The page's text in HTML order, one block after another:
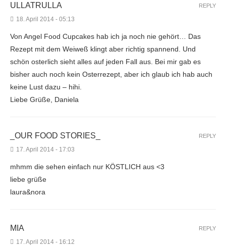
ULLATRULLA
18. April 2014 - 05:13
Von Angel Food Cupcakes hab ich ja noch nie gehört… Das
Rezept mit dem Weiweß klingt aber richtig spannend. Und
schön osterlich sieht alles auf jeden Fall aus. Bei mir gab es
bisher auch noch kein Osterrezept, aber ich glaub ich hab auch
keine Lust dazu – hihi.
Liebe Grüße, Daniela
REPLY
_OUR FOOD STORIES_
17. April 2014 - 17:03
mhmm die sehen einfach nur KÖSTLICH aus <3
liebe grüße
laura&nora
REPLY
MIA
17. April 2014 - 16:12
REPLY